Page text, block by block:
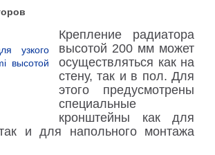
Крепление радиатора
высотой 200 мм может
осуществляться как на
стену, так и в пол. Для
этого предусмотрены
специальные
кронштейны как для
и для напольного монтажа